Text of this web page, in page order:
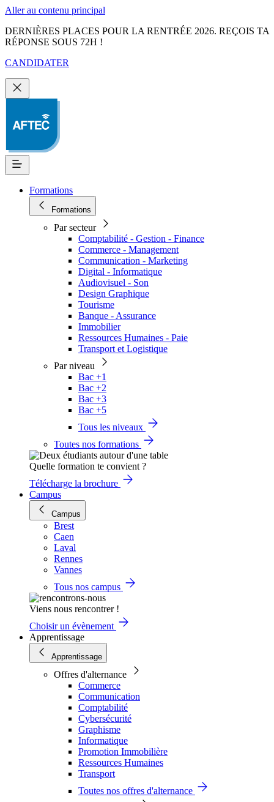
Aller au contenu principal
DERNIÈRES PLACES POUR LA RENTRÉE 2026. REÇOIS TA
RÉPONSE SOUS 72H !
CANDIDATER
Formations
Formations
Par secteur
Comptabilité - Gestion - Finance
Commerce - Management
Communication - Marketing
Digital - Informatique
Audiovisuel - Son
Design Graphique
Tourisme
Banque - Assurance
Immobilier
Ressources Humaines - Paie
Transport et Logistique
Par niveau
Bac +1
Bac +2
Bac +3
Bac +5
Tous les niveaux
Toutes nos formations
Quelle formation te convient ?
Télécharge la brochure
Campus
Campus
Brest
Caen
Laval
Rennes
Vannes
Tous nos campus
Viens nous rencontrer !
Choisir un évènement
Apprentissage
Apprentissage
Offres d'alternance
Commerce
Communication
Comptabilité
Cybersécurité
Graphisme
Informatique
Promotion Immobilière
Ressources Humaines
Transport
Toutes nos offres d'alternance